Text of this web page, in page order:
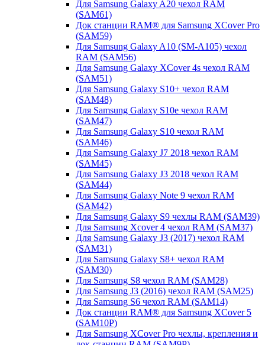
Для Samsung Galaxy A20 чехол RAM
(SAM61)
Док станции RAM® для Samsung XCover Pro
(SAM59)
Для Samsung Galaxy A10 (SM-A105) чехол
RAM (SAM56)
Для Samsung Galaxy XCover 4s чехол RAM
(SAM51)
Для Samsung Galaxy S10+ чехол RAM
(SAM48)
Для Samsung Galaxy S10e чехол RAM
(SAM47)
Для Samsung Galaxy S10 чехол RAM
(SAM46)
Для Samsung Galaxy J7 2018 чехол RAM
(SAM45)
Для Samsung Galaxy J3 2018 чехол RAM
(SAM44)
Для Samsung Galaxy Note 9 чехол RAM
(SAM42)
Для Samsung Galaxy S9 чехлы RAM (SAM39)
Для Samsung Xcover 4 чехол RAM (SAM37)
Для Samsung Galaxy J3 (2017) чехол RAM
(SAM31)
Для Samsung Galaxy S8+ чехол RAM
(SAM30)
Для Samsung S8 чехол RAM (SAM28)
Для Samsung J3 (2016) чехол RAM (SAM25)
Для Samsung S6 чехол RAM (SAM14)
Док станции RAM® для Samsung XCover 5
(SAM10P)
Для Samsung XCover Pro чехлы, крепления и